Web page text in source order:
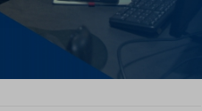
WhatsApp